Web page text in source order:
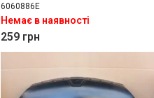
6060886E
Немає в наявності
259 грн